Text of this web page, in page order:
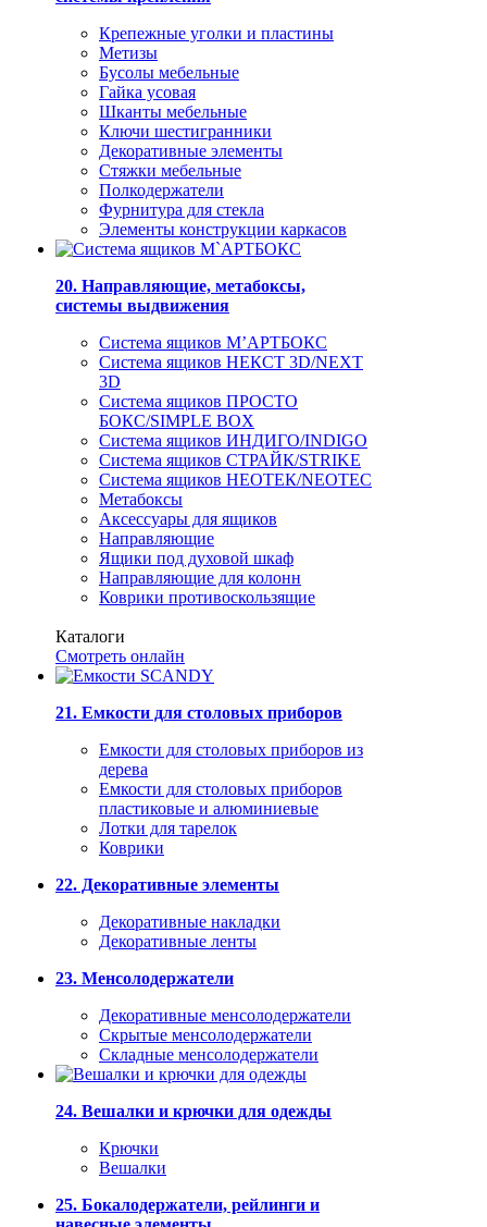
Крепежные уголки и пластины
Метизы
Бусолы мебельные
Гайка усовая
Шканты мебельные
Ключи шестигранники
Декоративные элементы
Стяжки мебельные
Полкодержатели
Фурнитура для стекла
Элементы конструкции каркасов
20. Направляющие, метабоксы,
системы выдвижения
Система ящиков М’АРТБОКС
Система ящиков НЕКСТ 3D/NEXT
3D
Система ящиков ПРОСТО
БОКС/SIMPLE BOX
Система ящиков ИНДИГО/INDIGO
Система ящиков СТРАЙК/STRIKE
Система ящиков НЕОТЕК/NEOTEC
Метабоксы
Аксессуары для ящиков
Направляющие
Ящики под духовой шкаф
Направляющие для колонн
Коврики противоскользящие
Каталоги
Смотреть онлайн
21. Емкости для столовых приборов
Емкости для столовых приборов из
дерева
Емкости для столовых приборов
пластиковые и алюминиевые
Лотки для тарелок
Коврики
22. Декоративные элементы
Декоративные накладки
Декоративные ленты
23. Менсолодержатели
Декоративные менсолодержатели
Скрытые менсолодержатели
Складные менсолодержатели
24. Вешалки и крючки для одежды
Крючки
Вешалки
25. Бокалодержатели, рейлинги и